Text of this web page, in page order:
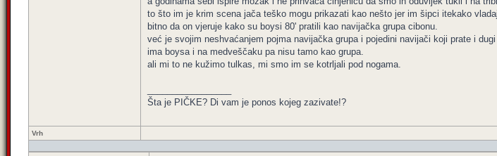
to što im je krim scena jača teško mogu prikazati kao nešto jer im šipci itekako
bitno da on vjeruje kako su boysi 80' pratili kao navijačka grupa cibonu.
već je svojim neshvaćanjem pojma navijačka grupa i pojedini navijači koji prate i
ima boysa i na medveščaku pa nisu tamo kao grupa.
ali mi to ne kužimo tulkas, mi smo im se kotrljali pod nogama.
Šta je PIČKE? Di vam je ponos kojeg zazivate!?
Vrh